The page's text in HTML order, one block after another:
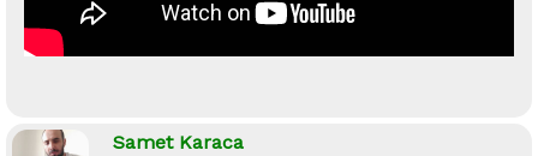
Samet Karaca